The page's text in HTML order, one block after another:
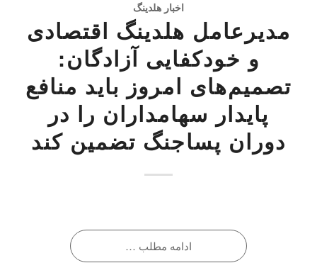
اخبار هلدینگ
مدیرعامل هلدینگ اقتصادی
و خودکفایی آزادگان:
تصمیم‌های امروز باید منافع
پایدار سهامداران را در
دوران پساجنگ تضمین کند
ادامه مطلب …